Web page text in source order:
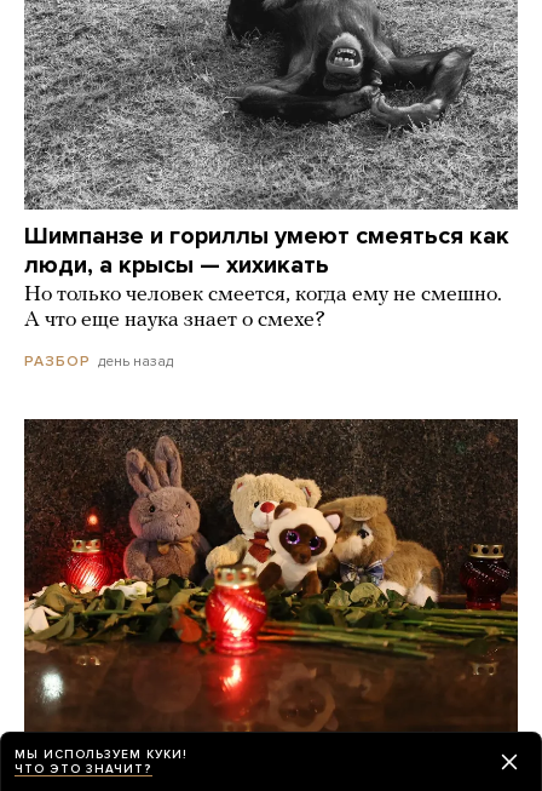
Шимпанзе и гориллы умеют смеяться как
люди, а крысы — хихикать
Но только человек смеется, когда ему не смешно.
А что еще наука знает о смехе?
РАЗБОР день назад
О погибших при падении украинского
МЫ ИСПОЛЬЗУЕМ КУКИ!
ЧТО ЭТО ЗНАЧИТ?